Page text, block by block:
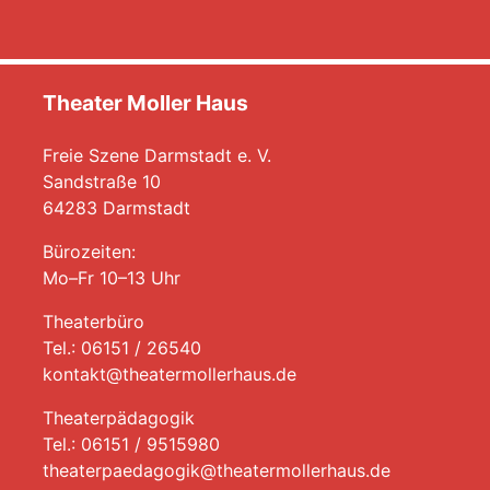
Theater Moller Haus
Freie Szene Darmstadt e. V.
Sandstraße 10
64283 Darmstadt
Bürozeiten:
Mo–Fr 10–13 Uhr
Theaterbüro
Tel.: 06151 / 26540
kontakt@theatermollerhaus.de
Theaterpädagogik
Tel.: 06151 / 9515980
theaterpaedagogik@theatermollerhaus.de